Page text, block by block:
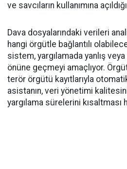
ve savcıların kullanımına
Dava dosyalarındaki verileri
hangi örgütle bağlantılı
sistem, yargılamada yanlış
önüne geçmeyi amaçlıyor.
terör örgütü kayıtlarıyla
asistanın, veri yönetimi
yargılama sürelerini kısaltması